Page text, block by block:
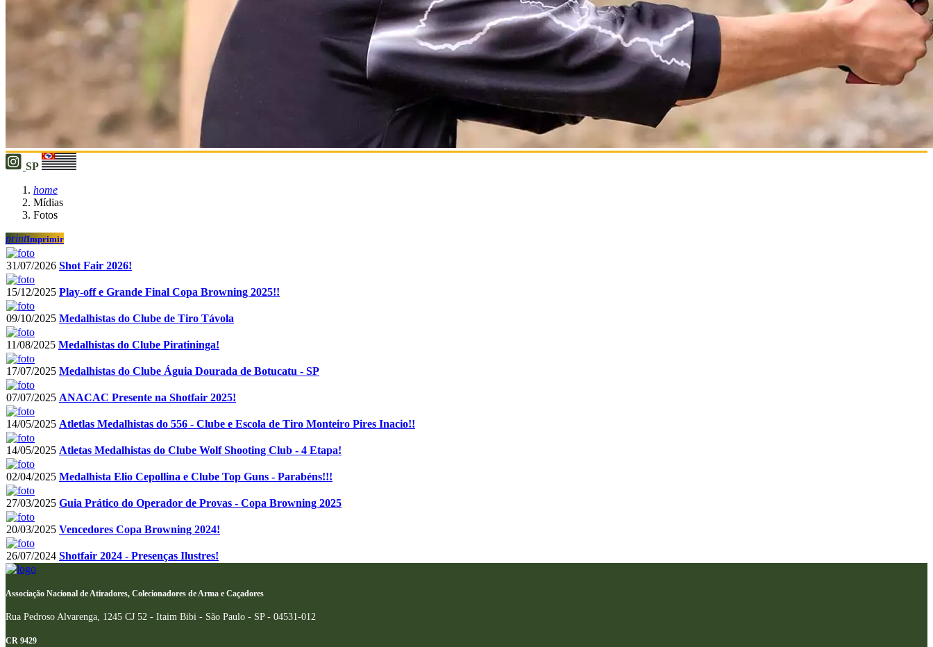
SP
home
Mídias
Fotos
printImprimir
31/07/2026 Shot Fair 2026!
15/12/2025 Play-off e Grande Final Copa Browning 2025!!
09/10/2025 Medalhistas do Clube de Tiro Távola
11/08/2025 Medalhistas do Clube Piratininga!
17/07/2025 Medalhistas do Clube Águia Dourada de Botucatu - SP
07/07/2025 ANACAC Presente na Shotfair 2025!
14/05/2025 Atletlas Medalhistas do 556 - Clube e Escola de Tiro Monteiro Pires Inacio!!
14/05/2025 Atletas Medalhistas do Clube Wolf Shooting Club - 4 Etapa!
02/04/2025 Medalhista Elio Cepollina e Clube Top Guns - Parabéns!!!
27/03/2025 Guia Prático do Operador de Provas - Copa Browning 2025
20/03/2025 Vencedores Copa Browning 2024!
26/07/2024 Shotfair 2024 - Presenças Ilustres!
Associação Nacional de Atiradores, Colecionadores de Arma e Caçadores
Rua Pedroso Alvarenga, 1245 CJ 52 - Itaim Bibi - São Paulo - SP - 04531-012
CR 9429